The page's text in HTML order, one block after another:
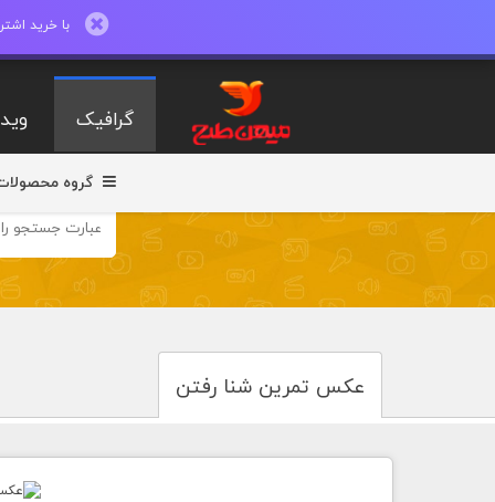
با خرید اشتراک ماهیانه تا 600 طرح لایه
گرافیک
گروه
عکس تمرین شنا رفتن